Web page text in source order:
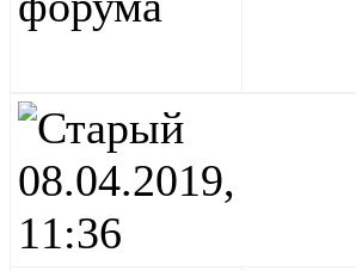
08.04.2019,
11:36